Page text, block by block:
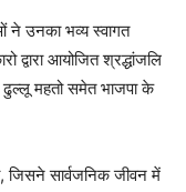
ने उनका भव्य स्वागत
द्वारा आयोजित श्रद्धांजलि
महतो समेत भाजपा के
जिसने सार्वजनिक जीवन में